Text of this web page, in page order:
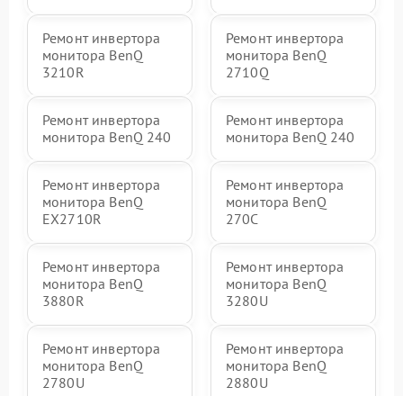
Ремонт инвертора
монитора BenQ
3210R
Ремонт инвертора
монитора BenQ
2710Q
Ремонт инвертора
монитора BenQ 240
Ремонт инвертора
монитора BenQ 240
Ремонт инвертора
монитора BenQ
EX2710R
Ремонт инвертора
монитора BenQ
270C
Ремонт инвертора
монитора BenQ
3880R
Ремонт инвертора
монитора BenQ
3280U
Ремонт инвертора
монитора BenQ
2780U
Ремонт инвертора
монитора BenQ
2880U